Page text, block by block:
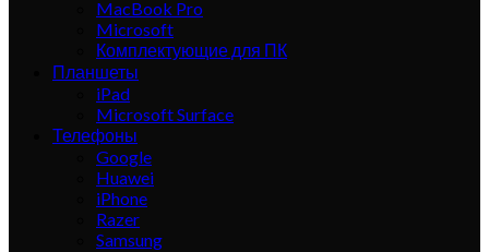
MacBook Pro
Microsoft
Комплектующие для ПК
Планшеты
iPad
Microsoft Surface
Телефоны
Google
Huawei
iPhone
Razer
Samsung